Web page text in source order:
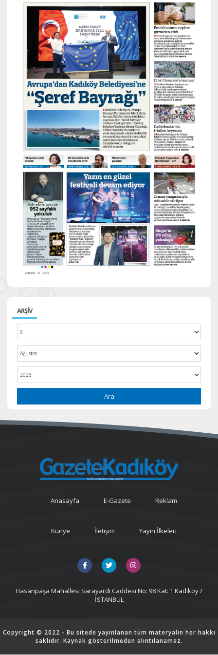
ARŞİV
Ara
Anasayfa E-Gazete Reklam
Künye İletişim Yayın İlkeleri
Hasanpaşa Mahallesi Sarayardi Caddesi No: 98 Kat: 1 Kadıköy /
İSTANBUL
Copyright © 2022 - Bu sitede yayınlanan tüm materyalin her hakkı
saklıdır. Kaynak gösterilmeden alıntılanamaz.